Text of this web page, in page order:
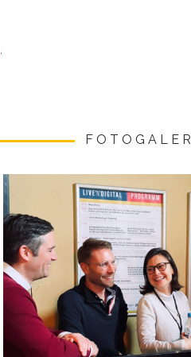
F O T O G A L E